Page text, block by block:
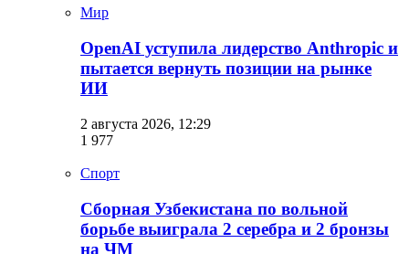
Мир
OpenAI уступила лидерство Anthropic и
пытается вернуть позиции на рынке
ИИ
2 августа 2026, 12:29
1 977
Спорт
Сборная Узбекистана по вольной
борьбе выиграла 2 серебра и 2 бронзы
на ЧМ